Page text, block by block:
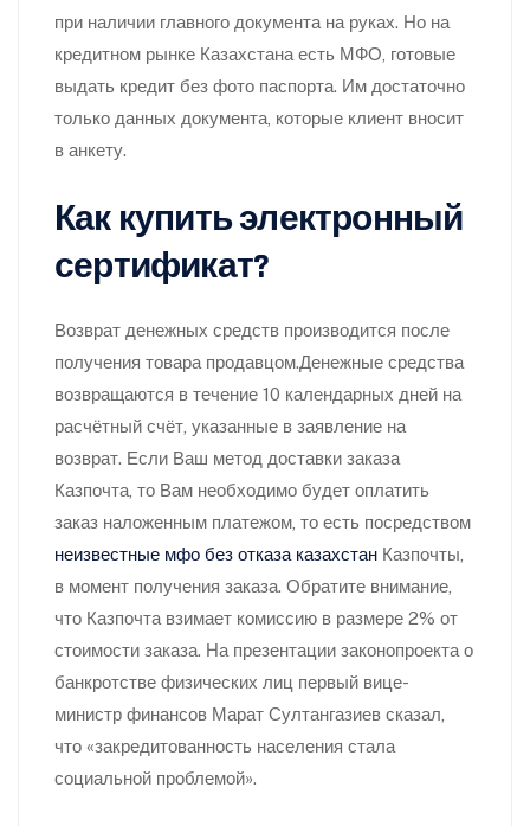
при наличии главного документа на руках. Но на
кредитном рынке Казахстана есть МФО, готовые
выдать кредит без фото паспорта. Им достаточно
только данных документа, которые клиент вносит
в анкету.
Как купить электронный
сертификат?
Возврат денежных средств производится после
получения товара продавцом.Денежные средства
возвращаются в течение 10 календарных дней на
расчётный счёт, указанные в заявление на
возврат. Если Ваш метод доставки заказа
Казпочта, то Вам необходимо будет оплатить
заказ наложенным платежом, то есть посредством
неизвестные мфо без отказа казахстан Казпочты,
в момент получения заказа. Обратите внимание,
что Казпочта взимает комиссию в размере 2% от
стоимости заказа. На презентации законопроекта о
банкротстве физических лиц первый вице-
министр финансов Марат Султангазиев сказал,
что «закредитованность населения стала
социальной проблемой».